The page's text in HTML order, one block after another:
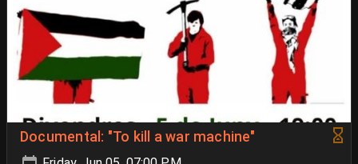
Documental: "To kill a war machine"